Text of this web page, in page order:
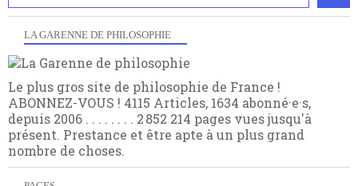
LA GARENNE DE PHILOSOPHIE
Le plus gros site de philosophie de France !
ABONNEZ-VOUS ! 4115 Articles, 1634 abonné·e·s,
depuis 2006 . . . . . . . . 2 852 214 pages vues jusqu'à
présent. Prestance et être apte à un plus grand
nombre de choses.